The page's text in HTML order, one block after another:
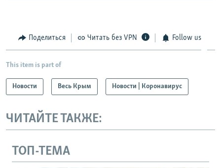
Поделиться Читать без VPN Follow us
This item is part of
Новости Весь Крым Новости | Коронавирус
ЧИТАЙТЕ ТАКЖЕ:
ТОП-ТЕМА